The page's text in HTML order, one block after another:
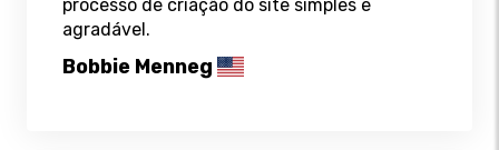
processo de criação do site simples e
agradável.
Bobbie Menneg